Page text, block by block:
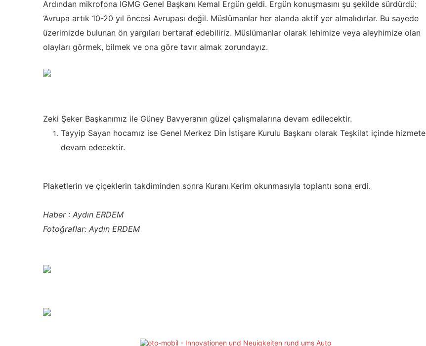
Ardından mikrofona IGMG Genel Başkanı Kemal Ergün geldi. Ergün konuşmasını şu şekilde sürdürdü:
‘Avrupa artık 10-20 yıl öncesi Avrupası değil. Müslümanlar her alanda aktif yer almalıdırlar. Bu sayede
üzerimizde bulunan ön yargıları bertaraf edebiliriz. Müslümanlar olarak lehimize veya aleyhimize olan
olayları görmek, bilmek ve ona göre tavır almak zorundayız.
Zeki Şeker Başkanımız ile Güney Bavyeranın güzel çalışmalarına devam edilecektir.
Tayyip Sayan hocamız ise Genel Merkez Din İstişare Kurulu Başkanı olarak Teşkilat içinde hizmete
devam edecektir.
Plaketlerin ve çiçeklerin takdiminden sonra Kuranı Kerim okunmasıyla toplantı sona erdi.
Haber : Aydın ERDEM
Fotoğraflar: Aydın ERDEM